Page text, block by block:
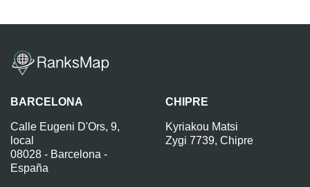
BARCELONA
Calle Eugeni D'Ors, 9,
local
08028 - Barcelona -
España
CHIPRE
Kyriakou Matsi
Zygi 7739, Chipre